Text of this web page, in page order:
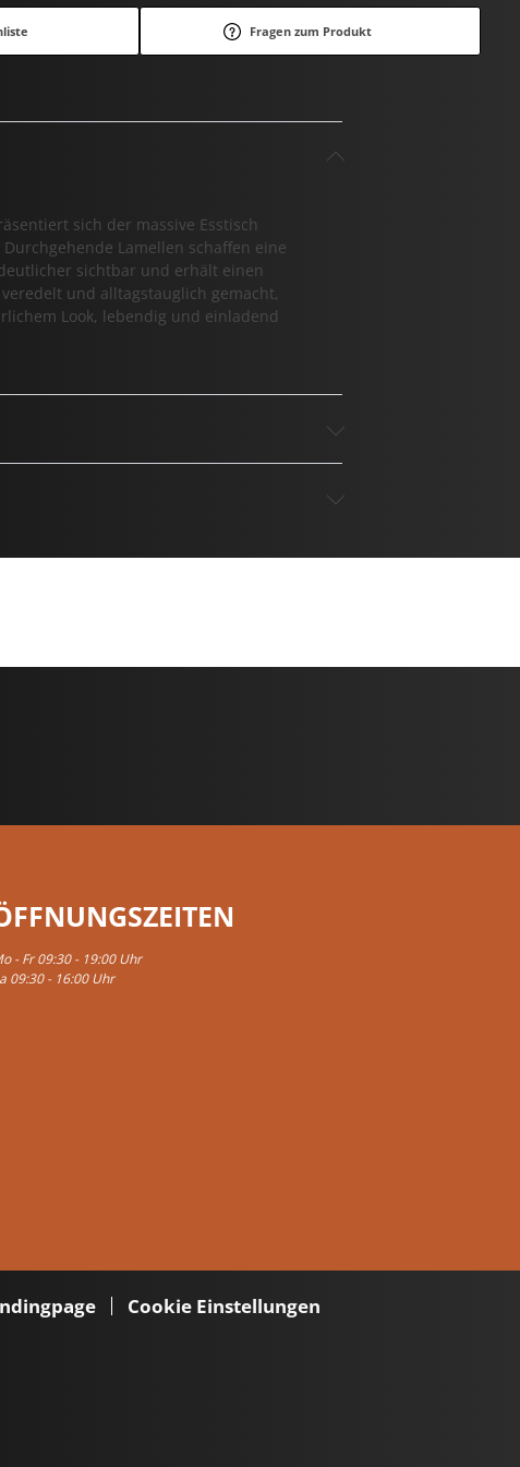
Fragen zum Produkt
sich der massive Esstisch
Lamellen schaffen eine
sichtbar und erhält einen
und alltagstauglich gemacht,
Look, lebendig und einladend
- Fr 09:30 - 19:00 Uhr
09:30 - 16:00 Uhr
Cookie Einstellungen